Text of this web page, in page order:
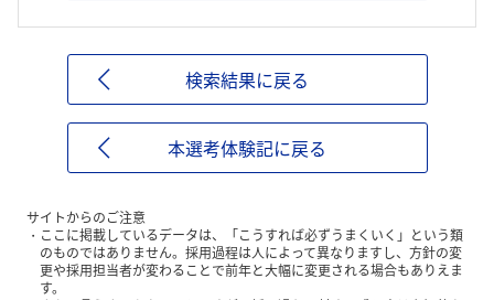
検索結果に戻る
本選考体験記に戻る
サイトからのご注意
ここに掲載しているデータは、「こうすれば必ずうまくいく」という類
のものではありません。採用過程は人によって異なりますし、方針の変
更や採用担当者が変わることで前年と大幅に変更される場合もありえま
す。